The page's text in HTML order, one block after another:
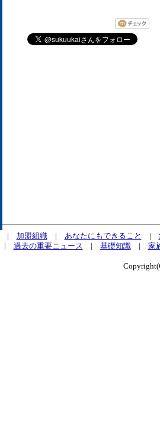
| 加盟組織| あなたにもできること |
| 過去の重要ニュース | 基礎知識| 家